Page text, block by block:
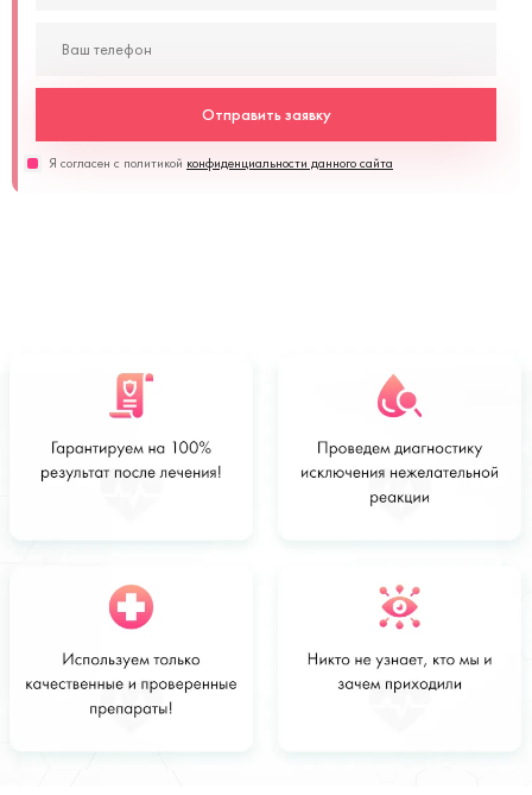
Отправить заявку
Я согласен с политикой конфиденциальности данного сайта
Стоимость
от 7 900 руб
Заказать